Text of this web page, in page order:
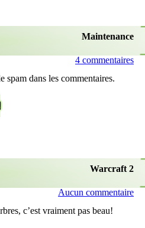
Maintenance
4 commentaires
spam dans les commentaires.
Warcraft 2
Aucun commentaire
c’est vraiment pas beau!